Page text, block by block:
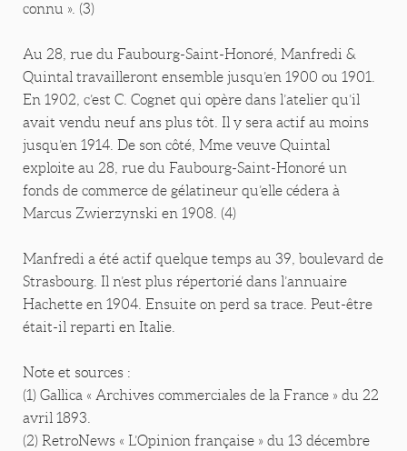
connu ». (3)
Au 28, rue du Faubourg-Saint-Honoré, Manfredi &
Quintal travailleront ensemble jusqu’en 1900 ou 1901.
En 1902, c’est C. Cognet qui opère dans l’atelier qu’il
avait vendu neuf ans plus tôt. Il y sera actif au moins
jusqu’en 1914. De son côté, Mme veuve Quintal
exploite au 28, rue du Faubourg-Saint-Honoré un
fonds de commerce de gélatineur qu’elle cédera à
Marcus Zwierzynski en 1908. (4)
Manfredi a été actif quelque temps au 39, boulevard de
Strasbourg. Il n’est plus répertorié dans l’annuaire
Hachette en 1904. Ensuite on perd sa trace. Peut-être
était-il reparti en Italie.
Note et sources :
(1) Gallica « Archives commerciales de la France » du 22
avril 1893.
(2) RetroNews « L’Opinion française » du 13 décembre